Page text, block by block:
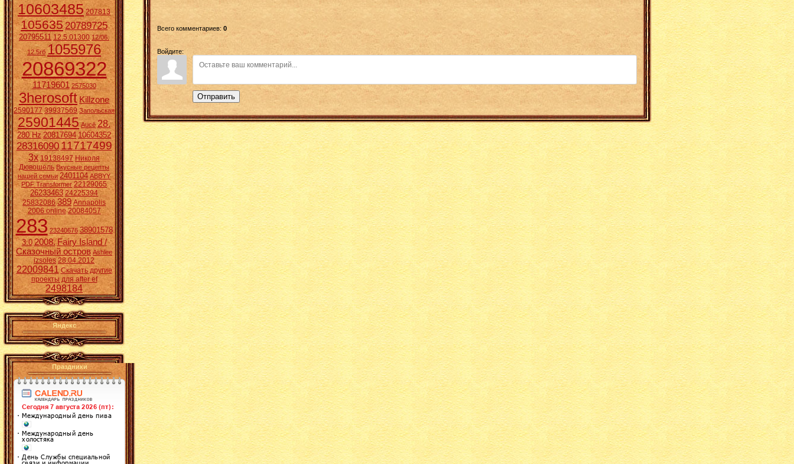
10603485 207813
10563520789725
20795511 12.5.01300 12/06.
12.5гб 1055976
20869322
11719601 2575030
3herosoft Killzone
2590177 39937569 Запольская
25901445 Aucē 28.
280 Hz 20817694 10604352
2831609011717499
3x 19138497 Николя
Дювошель Вкусные рецепты
нашей семьи 2401104 ABBYY
PDF Transformer 22129065
26233463 24225394
25832086 389 Annapolis
2006 online 20084057
283 23240676 38901578
3:0 2008. Fairy Island /
Сказочный остров Ashlee
izsoles 28.04.2012
22009841 Скачать другие
проекты для after ef
2498184
Яндекс
Праздники
Всего комментариев: 0
Войдите:
Отправить